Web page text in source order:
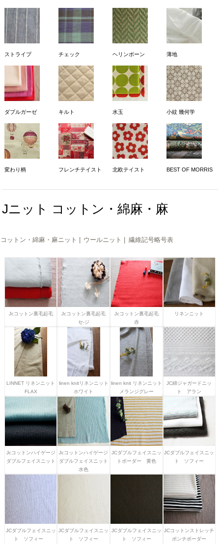
ストライプ チェック ヘリンボーン 薄地
ダブルガーゼ キルト 水玉 小紋 幾何学
変わり柄 フレンチテイスト 北欧テイスト BEST OF MORRIS
Jニット コットン・綿麻・麻
コットン・綿麻・麻ニット | ウールニット | 繊維記号略号表
Jcコットン裏毛起毛
Jcコットン裏毛起毛
セ-ジ
Jcコットン裏毛起毛
赤
リネンニット
LINNET リネンニット
FLAX
linen knitリネンニット
ホワイト
linen knit リネンニット
メランジグレー
JC綿ジャガードニッ
ト アラン
Jcコットンハイゲージ
ダブルフェイスニット
Jcコットンハイゲージ
ダブルフェイスニット
水色
JCダブルフェイスニッ
トボーダー 黄色
JCダブルフェイスニッ
ト ソフィー
JCダブルフェイスニッ
ト ソフィー
JCダブルフェイスニッ
ト ソフィー
JCダブルフェイスニッ
ト ソフィー
JCコットンストレッチ
ポンチボーダー